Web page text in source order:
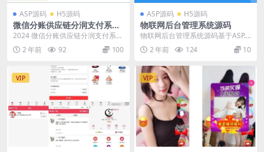
ASP源码 H5源码
微信分账供应链分润支付系统
源码
2024 微信分账供应链分润支付系统
源码
2 年前 92 100
ASP源码 H5源码
物联网后台管理系统源码
物联网后台管理系统源码基于ASP.N
ET内核，提供卓越的性能和功能。
此外，我们...
2 年前 124 10
VIP VIP